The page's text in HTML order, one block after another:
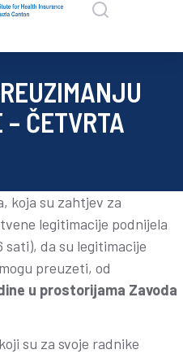
ČETVRTA
koja su zahtjev za
legitimacije podnijela
sati), da su legitimacije
preuzeti, od
u prostorijama Zavoda
su za svoje radnike